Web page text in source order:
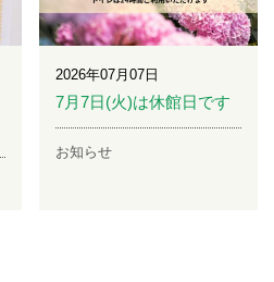
2026年07月07日
7月7日(火)は休館日です
お知らせ